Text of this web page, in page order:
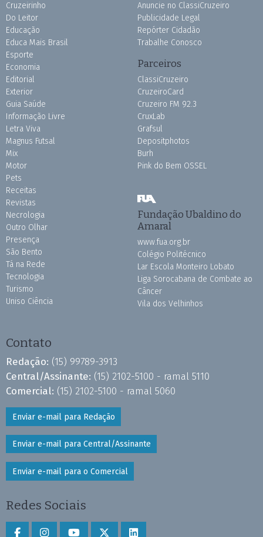
Cruzeirinho
Do Leitor
Educação
Educa Mais Brasil
Esporte
Economia
Editorial
Exterior
Guia Saúde
Informação Livre
Letra Viva
Magnus Futsal
Mix
Motor
Pets
Receitas
Revistas
Necrologia
Outro Olhar
Presença
São Bento
Tá na Rede
Tecnologia
Turismo
Uniso Ciência
Anuncie no ClassiCruzeiro
Publicidade Legal
Repórter Cidadão
Trabalhe Conosco
Parceiros
ClassiCruzeiro
CruzeiroCard
Cruzeiro FM 92.3
CruxLab
Grafsul
Depositphotos
Burh
Pink do Bem OSSEL
Fundação Ubaldino do
Amaral
www.fua.org.br
Colégio Politécnico
Lar Escola Monteiro Lobato
Liga Sorocabana de Combate ao
Câncer
Vila dos Velhinhos
Contato
Redação: (15) 99789-3913
Central/Assinante: (15) 2102-5100 - ramal 5110
Comercial: (15) 2102-5100 - ramal 5060
Enviar e-mail para Redação
Enviar e-mail para Central/Assinante
Enviar e-mail para o Comercial
Redes Sociais